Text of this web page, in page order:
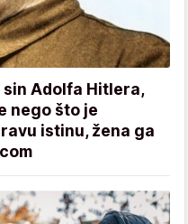
sin Adolfa Hitlera,
nego što je
istinu, žena ga